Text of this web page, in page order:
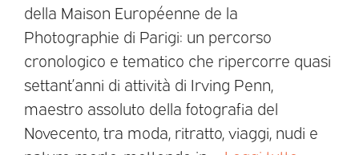
della Maison Européenne de la
Photographie di Parigi: un percorso
cronologico e tematico che ripercorre quasi
settant’anni di attività di Irving Penn,
maestro assoluto della fotografia del
Novecento, tra moda, ritratto, viaggi, nudi e